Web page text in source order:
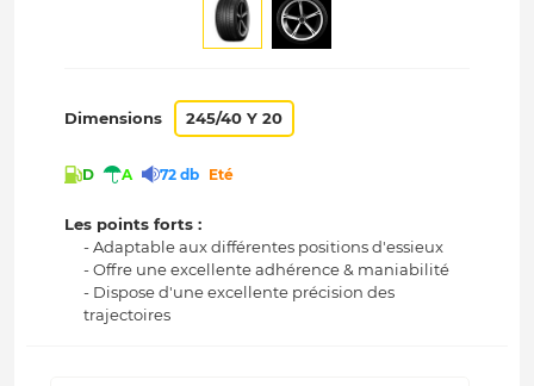
Dimensions 245/40 Y 20
D A 72 db Eté
Les points forts :
- Adaptable aux différentes positions d'essieux
- Offre une excellente adhérence & maniabilité
- Dispose d'une excellente précision des
trajectoires